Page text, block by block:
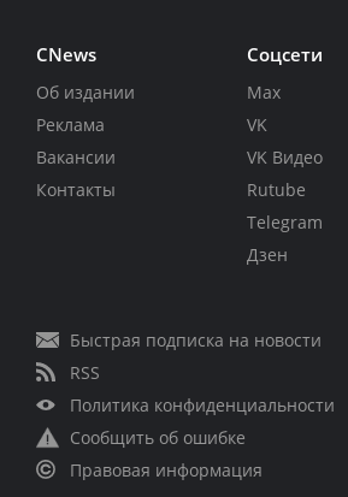
CNews
Об издании
Реклама
Вакансии
Контакты
Соцсети
Max
VK
VK Видео
Rutube
Telegram
Дзен
Быстрая подписка на новости
RSS
Политика конфиденциальности
Сообщить об ошибке
Правовая информация